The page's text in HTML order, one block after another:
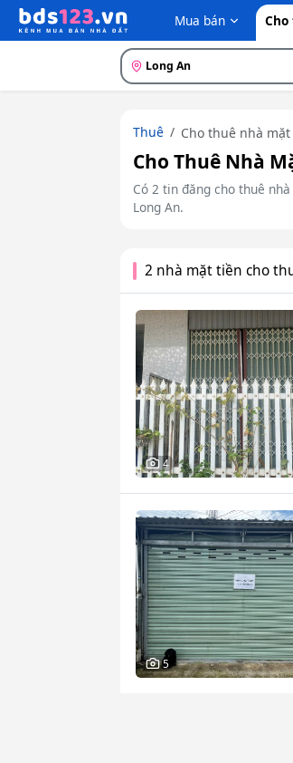
Mua bán
Long An
Thuê Cho thuê nhà
Cho Thuê Nhà
Có 2 tin đăng cho thuê
Long An.
2 nhà mặt tiền cho
4
5